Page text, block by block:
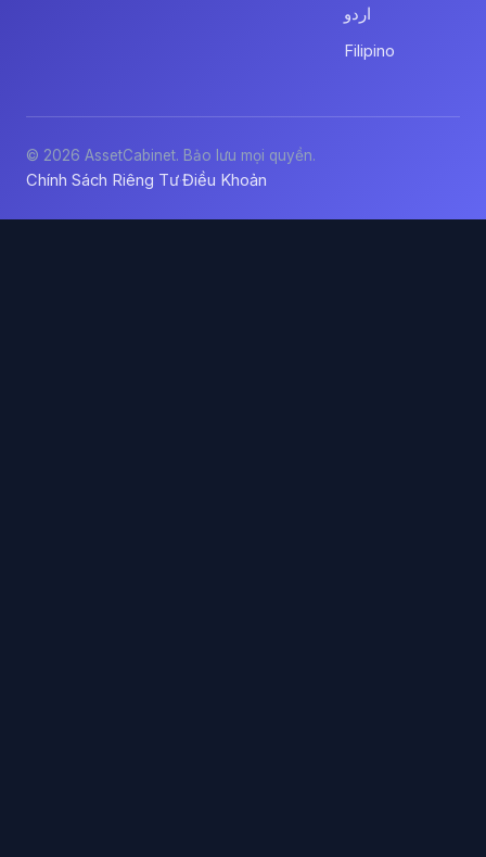
اردو
Filipino
© 2026 AssetCabinet. Bảo lưu mọi quyền.
Chính Sách Riêng Tư·Điều Khoản